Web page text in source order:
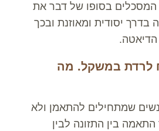
המסכלים בסופו של דבר את
בדרך יסודית ומאוזנת ובכך
לרדת במשקל. מה
שמתחילים להתאמן ולא
בין התזונה לבין